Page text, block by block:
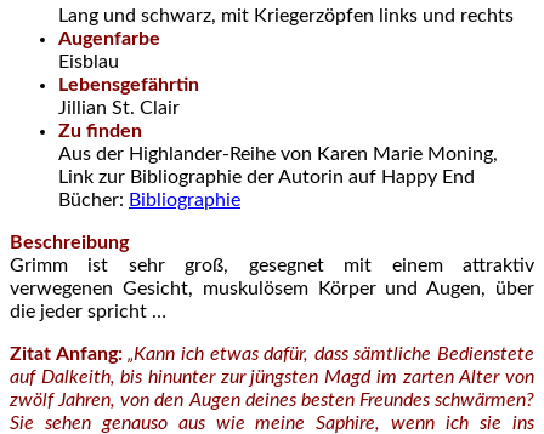
Lang und schwarz, mit Kriegerzöpfen links und rechts
Augenfarbe
Eisblau
Lebensgefährtin
Jillian St. Clair
Zu finden
Aus der Highlander-Reihe von Karen Marie Moning,
Link zur Bibliographie der Autorin auf Happy End
Bücher: Bibliographie
Beschreibung
Grimm ist sehr groß, gesegnet mit einem attraktiv
verwegenen Gesicht, muskulösem Körper und Augen, über
die jeder spricht …
Zitat Anfang:„Kann ich etwas dafür, dass sämtliche Bedienstete
auf Dalkeith, bis hinunter zur jüngsten Magd im zarten Alter von
zwölf Jahren, von den Augen deines besten Freundes schwärmen?
Sie sehen genauso aus wie meine Saphire, wenn ich sie ins